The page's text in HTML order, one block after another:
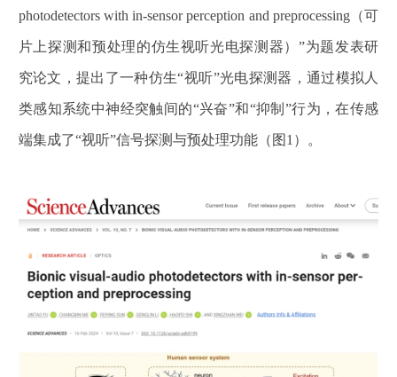
photodetectors with in-sensor perception and preprocessing（可
片上探测和预处理的仿生视听光电探测器）”为题发表研
究论文，提出了一种仿生“视听”光电探测器，通过模拟人
类感知系统中神经突触间的“兴奋”和“抑制 ”行为，在传感
端集成了“视听”信号探测与预处理功能（图 1 ）。